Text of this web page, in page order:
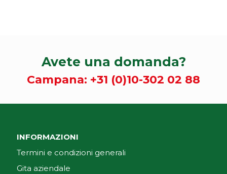
Avete una domanda?
Campana: +31 (0)10-302 02 88
INFORMAZIONI
Termini e condizioni generali
Gita aziendale